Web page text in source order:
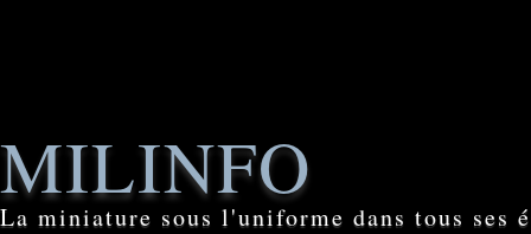
MILINFO
La miniature sous l'uniforme dans tous ses